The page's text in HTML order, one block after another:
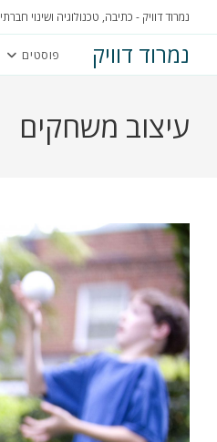
to
content
נמרוד דוויק - כתיבה, טכנולוגיה ושינוי חברתי
נמרוד דוויק פוסטים
עיצוב משחקים